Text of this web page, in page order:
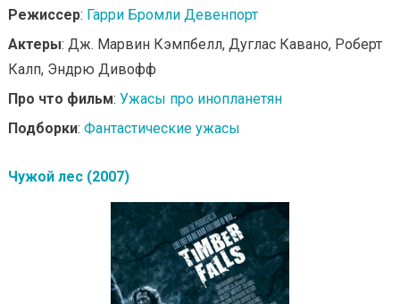
Режиссер: Гарри Бромли Девенпорт
Актеры: Дж. Марвин Кэмпбелл, Дуглас Кавано, Роберт
Калп, Эндрю Дивофф
Про что фильм: Ужасы про инопланетян
Подборки: Фантастические ужасы
Чужой лес (2007)